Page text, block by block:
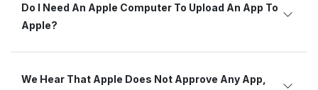
Do I Need An Apple Computer To Upload An App To
Apple?
We Hear That Apple Does Not Approve Any App,